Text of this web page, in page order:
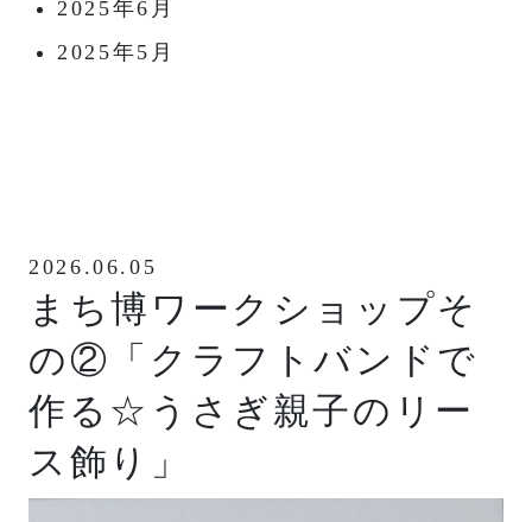
2025年6月
2025年5月
2026.06.05
まち博ワークショップそ
の②「クラフトバンドで
作る☆うさぎ親子のリー
ス飾り」